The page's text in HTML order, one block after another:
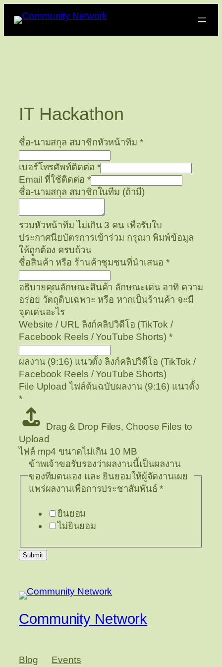
content
IT Hackathon
ชื่อ-นามสกุล สมาชิกหัวหน้าทีม *
เบอร์โทรศัพท์ติดต่อ *
Email ที่ใช้ติดต่อ *
ชื่อ-นามสกุล สมาชิกในทีม (ถ้ามี)
รวมหัวหน้าทีม ไม่เกิน 3 คน เพื่อรับใบ
ประกาศนียบัตรการเข้าร่วม กรุณา พิมพ์ข้อมูล
ให้ถูกต้อง ครบถ้วน
ชื่อสินค้า หรือ ร้านค้าชุมชนที่นำเสนอ*
อธิบายคุณลักษณะสินค้า ลักษณะเด่น อาทิ ความ
อร่อย วัตถุดิบเฉพาะ หรือ หากเป็นร้านค้า จะมี
จุดเด่นอะไร
Website / URL ลิงก์คลิปวิดีโอ (TikTok /
Facebook Reels / YouTube Shorts) *
ผลงาน (9:16) แนวตั้ง ลิงก์คลิปวิดีโอ (TikTok /
Facebook Reels / YouTube Shorts)
File Upload ไฟล์ต้นฉบับผลงาน (9:16) แนวตั้ง
*
Drag & Drop Files, Choose Files to
Upload
ไฟล์ mp4 ขนาดไม่เกิน 10 MB
ข้าพเจ้าขอรับรองว่าผลงานนี้เป็นผลงาน
ของทีมตนเอง และ ยินยอมให้ผู้จัดงานเผย
แพร่ผลงานเพื่อการประชาสัมพันธ์*
ยินยอม
ไม่ยินยอม
Submit
Community Network
Blog
Events